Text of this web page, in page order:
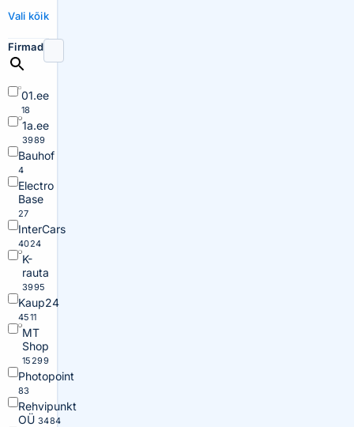
Vali kõik
Firmad
01.ee
18
1a.ee
3989
Bauhof
4
Electro
Base
27
InterCars
4024
K-
rauta
3995
Kaup24
4511
MT
Shop
15299
Photopoint
83
Rehvipunkt
OÜ 3484